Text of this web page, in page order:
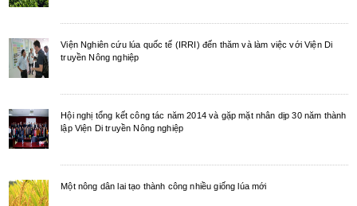
Viện Nghiên cứu lúa quốc tế (IRRI) đến thăm và làm việc với Viện Di
truyền Nông nghiệp
Hội nghị tổng kết công tác năm 2014 và gặp mặt nhân dịp 30 năm thành
lập Viện Di truyền Nông nghiệp
Một nông dân lai tạo thành công nhiều giống lúa mới